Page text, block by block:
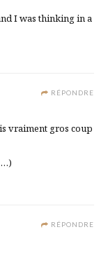
I was thinking in a
RÉPONDRE
vraiment gros coup
…)
RÉPONDRE